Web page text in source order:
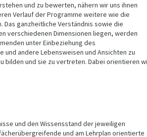
und zu bewerten, nähern wir uns ihnen
Verlauf der Programme weitere wie die
ganzheitliche Verständnis sowie die
verschiedenen Dimensionen liegen, werden
unter Einbeziehung des
andere Lebensweisen und Ansichten zu
bilden und sie zu vertreten. Dabei orientieren
und den Wissensstand der jeweiligen
und am Lehrplan orientierte